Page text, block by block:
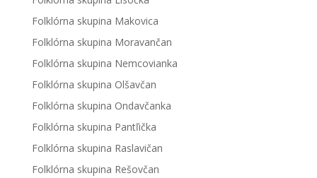
Folklórna skupina Makovica
Folklórna skupina Moravančan
Folklórna skupina Nemcovianka
Folklórna skupina Olšavčan
Folklórna skupina Ondavčanka
Folklórna skupina Pantľička
Folklórna skupina Raslavičan
Folklórna skupina Rešovčan